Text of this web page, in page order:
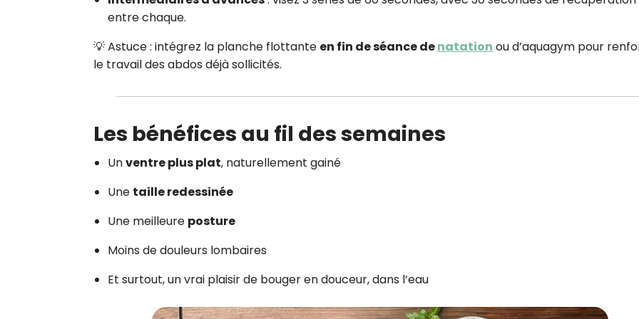
entre chaque.
💡 Astuce : intégrez la planche flottante en fin de séance denatation ou d’aquagym pour
le travail des abdos déjà sollicités.
Les bénéfices au fil des semaines
Unventre plus plat, naturellement gainé
Une taille redessinée
Une meilleure posture
Moins de douleurs lombaires
Et surtout, un vrai plaisir de bouger en douceur, dans l’eau